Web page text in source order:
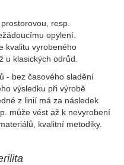
resp.
opylení.
kvalitu vyrobeného
u klasických odrůd.
- bez časového sladění
výsledku při výrobě
z linií má za následek
může vést až k nevyrobení
kvalitní metodiky.